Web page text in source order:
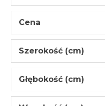
Cena
Szerokość (cm)
Głębokość (cm)